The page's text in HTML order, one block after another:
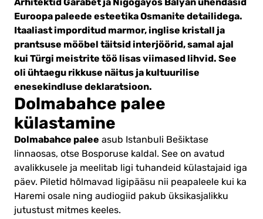
Euroopa paleede esteetika Osmanite detailidega.
Itaaliast imporditud marmor, inglise kristall ja
prantsuse mööbel täitsid interjöörid, samal ajal
kui Türgi meistrite töö lisas viimased lihvid. See
oli ühtaegu rikkuse näitus ja kultuurilise
enesekindluse deklaratsioon.
Dolmabahce palee
külastamine
Dolmabahce palee asub Istanbuli Bešiktase
linnaosas, otse Bosporuse kaldal. See on avatud
avalikkusele ja meelitab ligi tuhandeid külastajaid iga
päev. Piletid hõlmavad ligipääsu nii peapaleele kui ka
Haremi osale ning audiogiid pakub üksikasjalikku
jutustust mitmes keeles.